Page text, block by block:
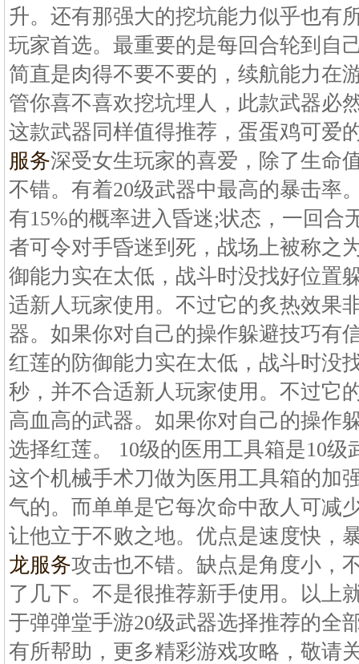
升。还有那强大的挖坑能力似乎也有
玩家首选。最重要的是每回合轮到自
简直是肉得不要不要的，续航能力在
管你喜不喜欢挖坑埋人，此款武器必
这款武器同样值得推荐，蛋蛋鸡可爱
服务深受女生玩家的喜爱，除了生命
不错。有着20级武器中最高的暴击率
有15%的概率进入昏迷;状态，一回合
者可令对手昏迷到死，战场上被称之
御能力实在太低，战斗时没找好位置
适新人玩家使用。不过它的炙热效果
器。如果你对自己的操作躲避技巧有
红莲的防御能力实在太低，战斗时没
秒，并不合适新人玩家使用。不过它
高血高的武器。如果你对自己的操作
选择红莲。 10级的医用工具箱是10
这个机械手术刀做为医用工具箱的加
气的。而单单是它每次命中敌人可减
让他立于不败之地。优点是速度快，
龙服务攻击也不错。缺点是角度小，
了几下。不是很推荐新手使用。以上
于弹弹堂手游20级武器选择推荐的全
有所帮助，更多精彩游戏攻略，敬请